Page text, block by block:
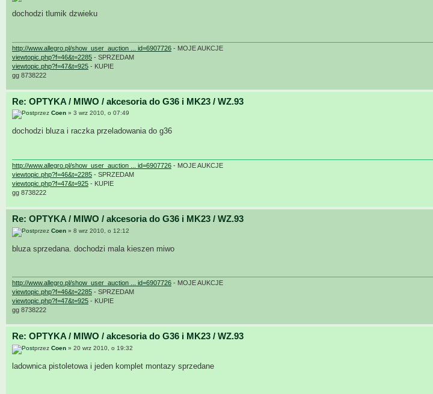
dochodzi tlumik dzwieku
http://www.allegro.pl/show_user_auction ... id=6907726 - MOJE AUKCJE
viewtopic.php?f=46&t=2285 - SPRZEDAM
viewtopic.php?f=47&t=925 - KUPIE
gg 8738222
Re: OPTYKA / MIWO / akcesoria do G36 i MK23 / WZ.93
przez Coen » 3 wrz 2010, o 07:49
dochodzi bluza i raczka przeladowania do g36
http://www.allegro.pl/show_user_auction ... id=6907726 - MOJE AUKCJE
viewtopic.php?f=46&t=2285 - SPRZEDAM
viewtopic.php?f=47&t=925 - KUPIE
gg 8738222
Re: OPTYKA / MIWO / akcesoria do G36 i MK23 / WZ.93
przez Coen » 8 wrz 2010, o 12:12
bluza sprzedana. dochodzi mala kieszen miwo
http://www.allegro.pl/show_user_auction ... id=6907726 - MOJE AUKCJE
viewtopic.php?f=46&t=2285 - SPRZEDAM
viewtopic.php?f=47&t=925 - KUPIE
gg 8738222
Re: OPTYKA / MIWO / akcesoria do G36 i MK23 / WZ.93
przez Coen » 20 wrz 2010, o 19:32
ladownica pistoletowa i jeden komplet montazy sprzedane